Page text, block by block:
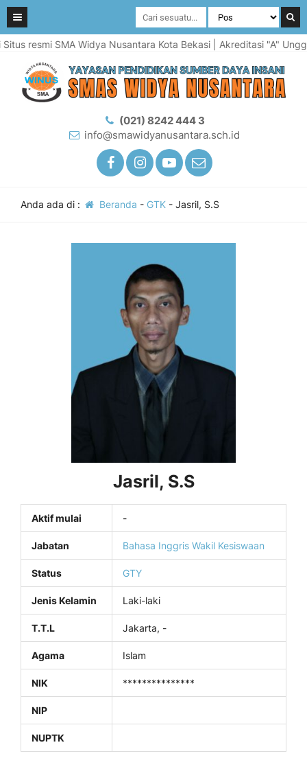
resmi SMA Widya Nusantara Kota Bekasi | Akreditasi "A"
(021) 8242 444 3
info@smawidyanusantara.sch.id
Anda ada di : Beranda - GTK- Jasril, S.S
Jasril, S.S
Aktif mulai -
Jabatan Bahasa Inggris Wakil Kesiswaan
Status GTY
Jenis Kelamin Laki-laki
T.T.L Jakarta, -
Agama Islam
NIK ***************
NIP
NUPTK